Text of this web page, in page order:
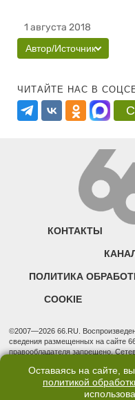
1 августа 2018
Автор/Источник
ЧИТАЙТЕ НАС В
КОНТАКТЫ
ПОЛИТИКА
COOKIE
©2007—2026 66.RU.
сведения размещенных на сайте
правообладателя запрещено.
надзору в сфере связи,
(Роскомнадзор).
Учредитель: Общество с
Оставаясь на сайте,
политикой